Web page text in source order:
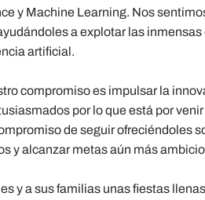
y Machine Learning. Nos
a explotar las
artificial.
compromiso es impulsar la
por lo que está por
de seguir ofreciéndoles
y alcanzar metas aún más
y a sus familias unas fiestas